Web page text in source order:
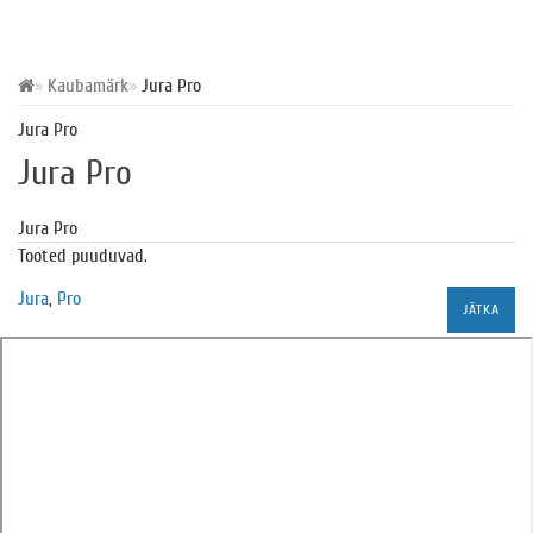
Kaubamärk Jura Pro
Jura Pro
Jura Pro
Jura Pro
Tooted puuduvad.
JÄTKA
Jura, Pro